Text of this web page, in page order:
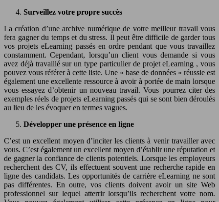
Surveillez votre propre succès
La création d’une archive numérique de votre meilleur travail vous
fera gagner du temps et du stress. Il peut être difficile de garder tous
vos projets eLearning passés en ordre pendant que vous travaillez
constamment. Cependant, lorsqu’un client vous demande si vous
avez déjà travaillé sur un type particulier de projet eLearning , vous
pouvez vous référer à cette liste. Une « base de données » réussie est
également une excellente ressource à avoir à portée de main lorsque
vous essayez d’obtenir un nouveau travail. Vous pourrez citer des
exemples réels de projets eLearning passés qui se sont bien déroulés
au lieu de les évoquer en termes vagues.
Développer une présence en ligne
C’est un excellent moyen d’inciter les clients à venir travailler avec
vous. C’est également un excellent moyen d’établir une réputation et
de gagner la confiance de clients potentiels. Lorsque les employeurs
recherchent des CV, ils effectuent souvent une recherche rapide en
ligne des candidats. Les opportunités de carrière eLearning ne sont
pas différentes. En outre, vos clients doivent avoir un site Web
professionnel sur lequel atterrir lorsqu’ils recherchent votre nom.